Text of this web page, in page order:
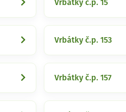
Vrbátky č.p. 15
Vrbátky č.p. 153
Vrbátky č.p. 157